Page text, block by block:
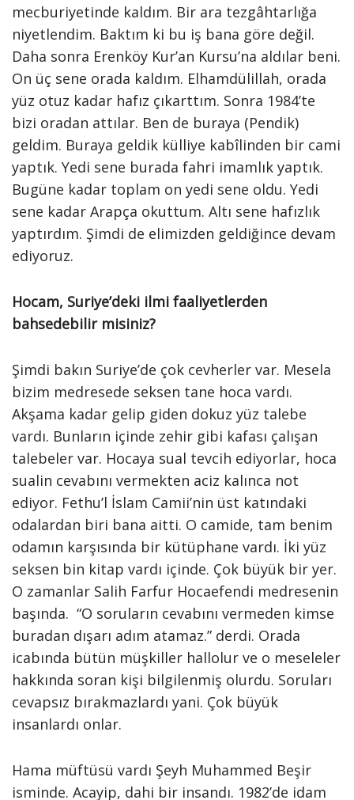
mecburiyetinde kaldım. Bir ara tezgâhtarlığa
niyetlendim. Baktım ki bu iş bana göre değil.
Daha sonra Erenköy Kur’an Kursu’na aldılar beni.
On üç sene orada kaldım. Elhamdülillah, orada
yüz otuz kadar hafız çıkarttım. Sonra 1984’te
bizi oradan attılar. Ben de buraya (Pendik)
geldim. Buraya geldik külliye kabîlinden bir cami
yaptık. Yedi sene burada fahri imamlık yaptık.
Bugüne kadar toplam on yedi sene oldu. Yedi
sene kadar Arapça okuttum. Altı sene hafızlık
yaptırdım. Şimdi de elimizden geldiğince devam
ediyoruz.
Hocam, Suriye’deki ilmi faaliyetlerden
bahsedebilir misiniz?
Şimdi bakın Suriye’de çok cevherler var. Mesela
bizim medresede seksen tane hoca vardı.
Akşama kadar gelip giden dokuz yüz talebe
vardı. Bunların içinde zehir gibi kafası çalışan
talebeler var. Hocaya sual tevcih ediyorlar, hoca
sualin cevabını vermekten aciz kalınca not
ediyor. Fethu’l İslam Camii’nin üst katındaki
odalardan biri bana aitti. O camide, tam benim
odamın karşısında bir kütüphane vardı. İki yüz
seksen bin kitap vardı içinde. Çok büyük bir yer.
O zamanlar Salih Farfur Hocaefendi medresenin
başında. “O soruların cevabını vermeden kimse
buradan dışarı adım atamaz.” derdi. Orada
icabında bütün müşkiller hallolur ve o meseleler
hakkında soran kişi bilgilenmiş olurdu. Soruları
cevapsız bırakmazlardı yani. Çok büyük
insanlardı onlar.
Hama müftüsü vardı Şeyh Muhammed Beşir
isminde. Acayip, dahi bir insandı. 1982’de idam